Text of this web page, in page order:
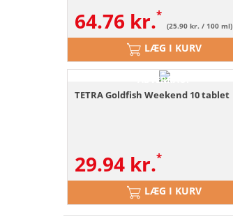
64.76 kr. (25.90 kr. / 100 ml)
LÆG I KURV
TETRA Goldfish Weekend 10 tablet
29.94 kr.
ABVERKAUF
LÆG I KURV